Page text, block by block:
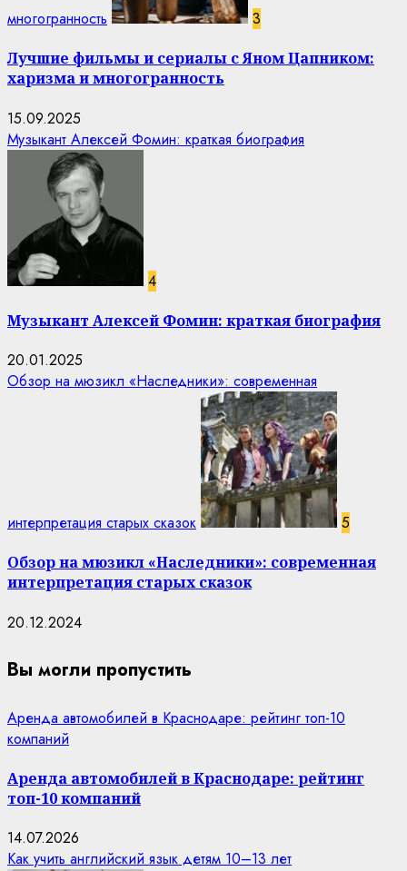
многогранность 3
Лучшие фильмы и сериалы с Яном Цапником:
харизма и многогранность
15.09.2025
Музыкант Алексей Фомин: краткая биография
4
Музыкант Алексей Фомин: краткая биография
20.01.2025
Обзор на мюзикл «Наследники»: современная
интерпретация старых сказок 5
Обзор на мюзикл «Наследники»: современная
интерпретация старых сказок
20.12.2024
Вы могли пропустить
Аренда автомобилей в Краснодаре: рейтинг топ-10
компаний
Аренда автомобилей в Краснодаре: рейтинг
топ-10 компаний
14.07.2026
Как учить английский язык детям 10–13 лет